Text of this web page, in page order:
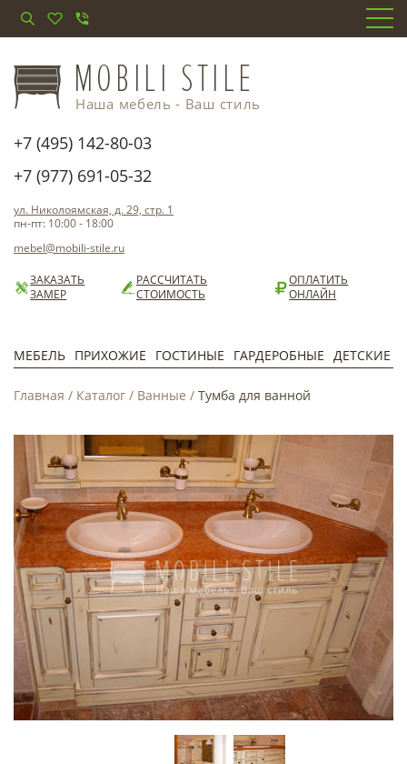
Наша мебель - Ваш стиль
+7 (495) 142-80-03
+7 (977) 691-05-32
ул. Николоямская, д. 29, стр. 1
пн-пт: 10:00 - 18:00
mebel@mobili-stile.ru
ЗАКАЗАТЬ
ЗАМЕР
РАССЧИТАТЬ
СТОИМОСТЬ
ОПЛАТИТЬ
ОНЛАЙН
МЕБЕЛЬ ПРИХОЖИЕ ГОСТИНЫЕ ГАРДЕРОБНЫЕ ДЕТСКИЕ
Главная / Каталог / Ванные / Тумба для ванной